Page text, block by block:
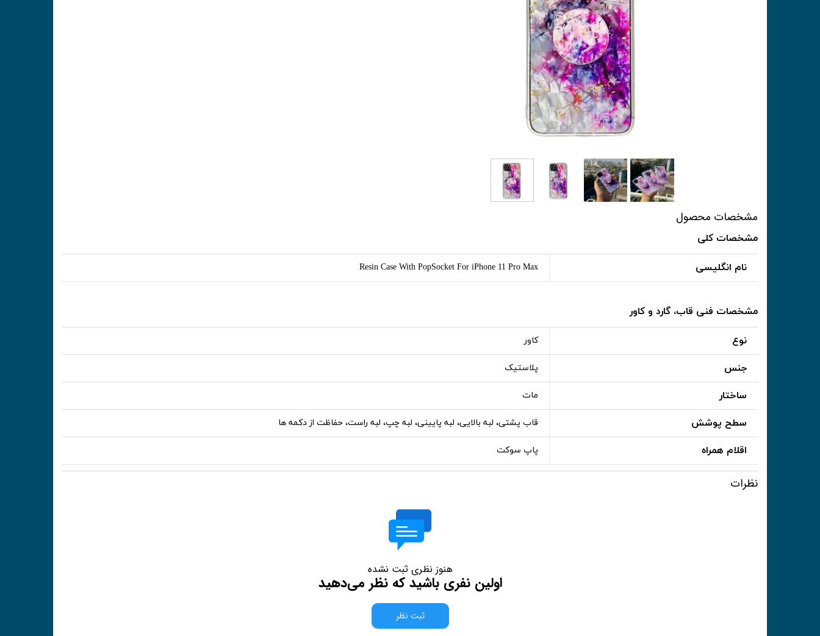
مشخصات محصول
مشخصات کلی
نام انگلیسی Resin Case With PopSocket For iPhone 11 Pro Max
مشخصات فنی قاب، گارد و کاور
نوع کاور
جنس پلاستیک
ساختار مات
سطح پوشش قاب پشتی، لبه بالایی، لبه پایینی، لبه چپ، لبه راست، حفاظت از دکمه ها
اقلام همراه پاپ سوکت
نظرات
هنوز نظری ثبت نشده
اولین نفری باشید که نظر می‌دهید
ثبت نظر